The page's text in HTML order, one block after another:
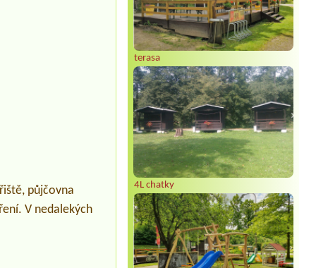
terasa
4L chatky
půjčovna
V nedalekých